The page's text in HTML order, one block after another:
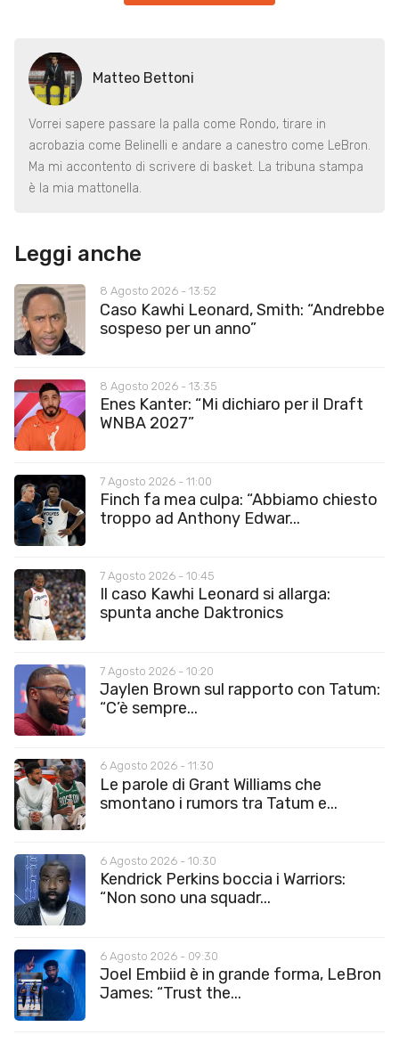
Matteo Bettoni
Vorrei sapere passare la palla come Rondo, tirare in
acrobazia come Belinelli e andare a canestro come LeBron.
Ma mi accontento di scrivere di basket. La tribuna stampa
è la mia mattonella.
Leggi anche
8 Agosto 2026 - 13:52
Caso Kawhi Leonard, Smith: “Andrebbe
sospeso per un anno”
8 Agosto 2026 - 13:35
Enes Kanter: “Mi dichiaro per il Draft
WNBA 2027”
7 Agosto 2026 - 11:00
Finch fa mea culpa: “Abbiamo chiesto
troppo ad Anthony Edwar...
7 Agosto 2026 - 10:45
Il caso Kawhi Leonard si allarga:
spunta anche Daktronics
7 Agosto 2026 - 10:20
Jaylen Brown sul rapporto con Tatum:
“C’è sempre...
6 Agosto 2026 - 11:30
Le parole di Grant Williams che
smontano i rumors tra Tatum e...
6 Agosto 2026 - 10:30
Kendrick Perkins boccia i Warriors:
“Non sono una squadr...
6 Agosto 2026 - 09:30
Joel Embiid è in grande forma, LeBron
James: “Trust the...